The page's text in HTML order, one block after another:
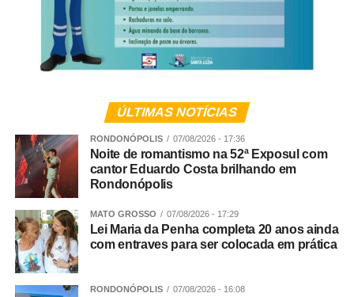
Tatersal / Currais Ari Torremocha
14h – Palestra: Força Tática – Segurança Rural
Pavilhão de Palestras
15h – Cruzamento – Eficiência no campo e macies na
mesa / Alexandre Zadra, Zootecnista, gerente Genex
Pavilhão de Palestras
16h – O mercado mudou, e seu boi? Waldemar Maia,
gerente de fomento Minerva Foods
Pavilhão de Palestras
ÚLTIMAS NOTÍCIAS
RONDONÓPOLIS 07/08/2026 - 17:36
Noite de romantismo na 52ª Exposul com
cantor Eduardo Costa brilhando em
Rondonópolis
MATO GROSSO 07/08/2026 - 17:29
Lei Maria da Penha completa 20 anos ainda
com entraves para ser colocada em prática
RONDONÓPOLIS 07/08/2026 - 16:08